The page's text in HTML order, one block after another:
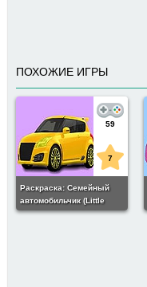
ПОХОЖИЕ ИГРЫ
59
7
Раскраска: Семейный
автомобильчик (Little
family car coloring)